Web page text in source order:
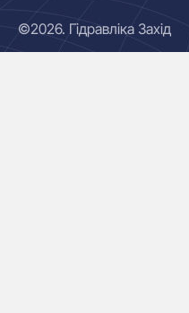
©2026. Гідравліка Захід